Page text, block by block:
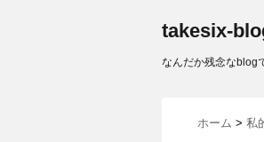
takesix-
なんだか残念なblog
ホーム > 私